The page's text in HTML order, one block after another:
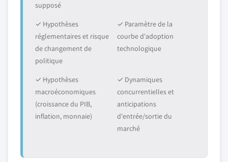
supposé
✓ Hypothèses
réglementaires et risque
de changement de
politique
✓ Paramètre de la
courbe d'adoption
technologique
✓ Hypothèses
macroéconomiques
(croissance du PIB,
inflation, monnaie)
✓ Dynamiques
concurrentielles et
anticipations
d'entrée/sortie du
marché